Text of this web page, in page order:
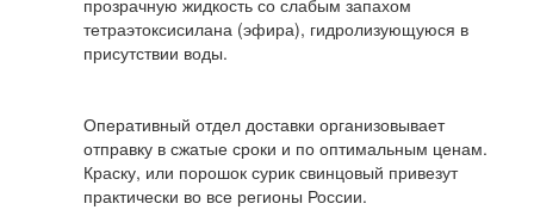
тетраэтоксисилана (эфира), гидролизующуюся в
присутствии воды.
Оперативный отдел доставки организовывает
отправку в сжатые сроки и по оптимальным ценам.
Краску, или порошок сурик свинцовый привезут
практически во все регионы России.